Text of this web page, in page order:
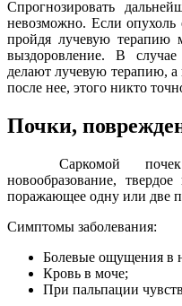
Спрогнозировать
невозможно. Если
пройдя лучевую терапию
выздоровление. В
делают лучевую терапию, а
после нее, этого никто
Почки,
Саркомой почек
новообразование,
поражающее одну или две
Симптомы заболевания:
Болевые ощущения в
Кровь в моче;
При пальпации